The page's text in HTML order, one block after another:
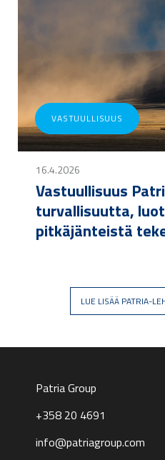
VASTUULLISUUS
16.4.2026
Vastuullisuus
turvallisuutta,
pitkäjänteistä
LUE LISÄÄ PATRIA-
Patria Group
+358 20 4691
info@patriagroup.com